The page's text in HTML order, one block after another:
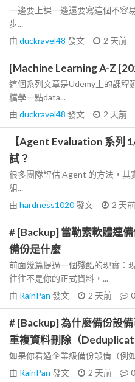
一邊要上課一邊還要寫這個不容
步...
由 duckravel48 發文 2 天前
[Machine Learning A-Z
這個系列文章是Udemy上的課程
檔學一點data...
由 duckravel48 發文 2 天前
【Agent Evaluation 系列
試？
很多團隊評估 Agent 的方法，
組...
由 hardness1020發文 2 天前
# [Backup] 當勒索軟體連
備份是什麼
前面幾篇提過一個殘酷的現實：
往往不是你的正式資料，...
由 RainPan 發文 2 天前 0
# [Backup] 為什麼備份設
重複資料刪除（
如果你看過企業級備份設備（例
由 RainPan 發文 2 天前 0